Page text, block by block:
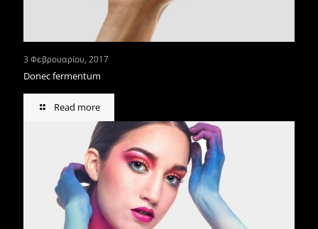
3 Φεβρουαρίου, 2017
Donec fermentum
Read more